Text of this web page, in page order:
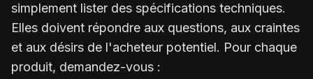
simplement lister des spécifications techniques.
Elles doivent répondre aux questions, aux craintes
et aux désirs de l'acheteur potentiel. Pour chaque
produit, demandez-vous :